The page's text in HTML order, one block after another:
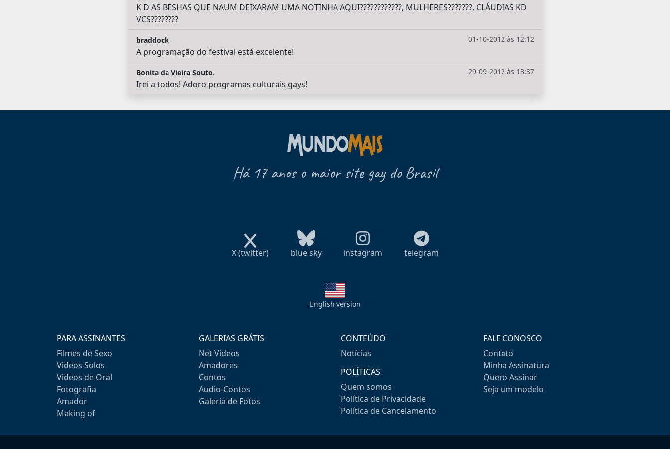
K D AS BESHAS QUE NAUM DEIXARAM UMA NOTINHA AQUI????????????, MULHERES???????, CLÁUDIAS KD
VCS????????
01-10-2012 às 12:12
braddock
A programação do festival está excelente!
29-09-2012 às 13:37
Bonita da Vieira Souto.
Irei a todos! Adoro programas culturais gays!
Há 17 anos o maior site gay do Brasil
X (twitter) blue sky instagram telegram
English version
PARA ASSINANTES
Filmes de Sexo
Videos Solos
Videos de Oral
Fotografia
Amador
Making of
GALERIAS GRÁTIS
Net Videos
Amadores
Contos
Audio-Contos
Galeria de Fotos
CONTEÚDO
Notícias
POLÍTICAS
Quem somos
Política de Privacidade
Política de Cancelamento
FALE CONOSCO
Contato
Minha Assinatura
Quero Assinar
Seja um modelo